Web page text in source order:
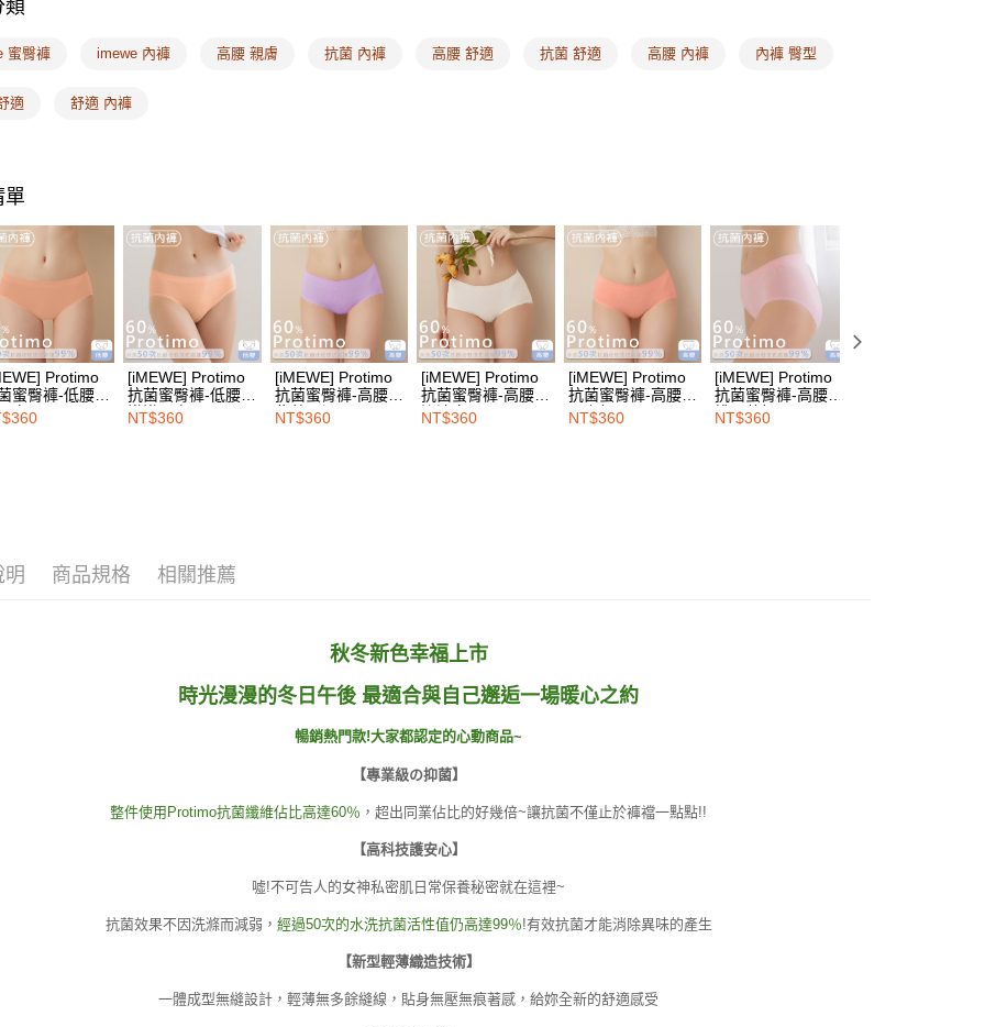
是否繳費成功／繳費後需取消欲退款等相關疑問，請聯繫「AFTEE先享後
３．未成年的使用者請事先徵得法定代理人或監護人之同意方可使用
「AFTEE先享後付」，若未經同意申辦者引起之損失，本公司不負相關責
任。
４．使用「AFTEE先享後付」時，將依據個別帳號之用戶狀況，依本公司
即時審查核予不同之上限額度；若仍有額度不足之情形，本公司將視審查
結果請求用戶進行身份認證。
５．嚴禁一人註冊多個帳號或使用他人資訊註冊。若發現惡意使用之情
形，恩沛科技股份有限公司將有權停止該用戶之使用額度並採取法律行
動。
付款後7-11取貨
免運費
海外配送 查看運費
❙ 多件優惠專區 ❙ iMEWE ❘ 抗菌內褲2件$580
類
蜜臀褲 imewe 內褲 高腰 親膚 抗菌 內褲 高腰 舒適 抗菌 舒適 高腰 內褲 內褲 臀型
適 舒適 內褲
單
Protimo
蜜臀褲-低腰-
膚
[iMEWE] Protimo
抗菌蜜臀褲-低腰-
嫩嫩肌膚
NT$360
[iMEWE] Protimo
抗菌蜜臀褲-高腰-
紫薯那堤
NT$360
[iMEWE] Protimo
抗菌蜜臀褲-高腰-
沁涼白
NT$360
[iMEWE] Protimo
抗菌蜜臀褲-高腰-
珊瑚粉
NT$360
[iMEWE] Protimo
抗菌蜜臀褲-高腰-
桃子蘇打
NT$360
明 商品規格 相關推薦
秋冬新色幸福上市
時光漫漫的冬日午後 最適合與自己邂逅一場暖心之約
暢銷熱門款!大家都認定的心動商品~
【專業級の抑菌】
整件使用Protimo抗菌纖維佔比高達60％ ，超出同業佔比的好幾倍~讓抗菌不僅止於褲襠一點點!!
【高科技護安心】
噓!不可告人的女神私密肌日常保養秘密就在這裡~
抗菌效果不因洗滌而減弱， 經過50次的水洗抗菌活性值仍高達99％!有效抗菌才能消除異味的產生
【新型輕薄織造技術】
一體成型無縫設計，輕薄無多餘縫線，貼身無壓無痕著感，給妳全新的舒適感受